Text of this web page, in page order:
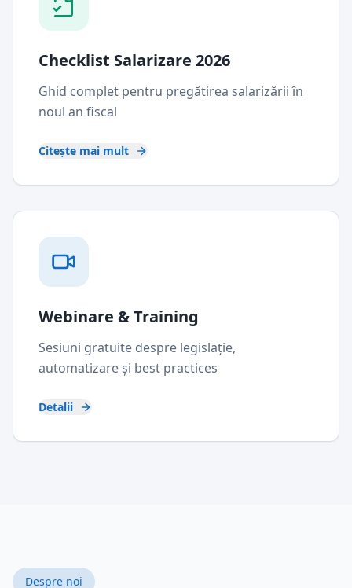
Checklist Salarizare 2026
Ghid complet pentru pregătirea salarizării în
noul an fiscal
Citește mai mult
Webinare & Training
Sesiuni gratuite despre legislație,
automatizare și best practices
Detalii
Despre noi